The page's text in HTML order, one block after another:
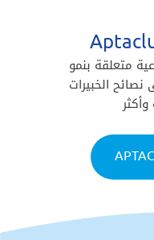
متعلقة بنمو
الخبيرات